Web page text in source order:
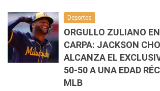
Deportes
ORGULLO ZULIANO
CARPA: JACKSON
ALCANZA EL
50-50 A UNA EDAD
MLB